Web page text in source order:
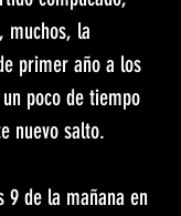
muchos, la
primer año a los
poco de tiempo
nuevo salto.
9 de la mañana en